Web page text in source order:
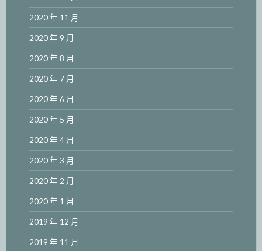
2020 年 11 月
2020 年 9 月
2020 年 8 月
2020 年 7 月
2020 年 6 月
2020 年 5 月
2020 年 4 月
2020 年 3 月
2020 年 2 月
2020 年 1 月
2019 年 12 月
2019 年 11 月